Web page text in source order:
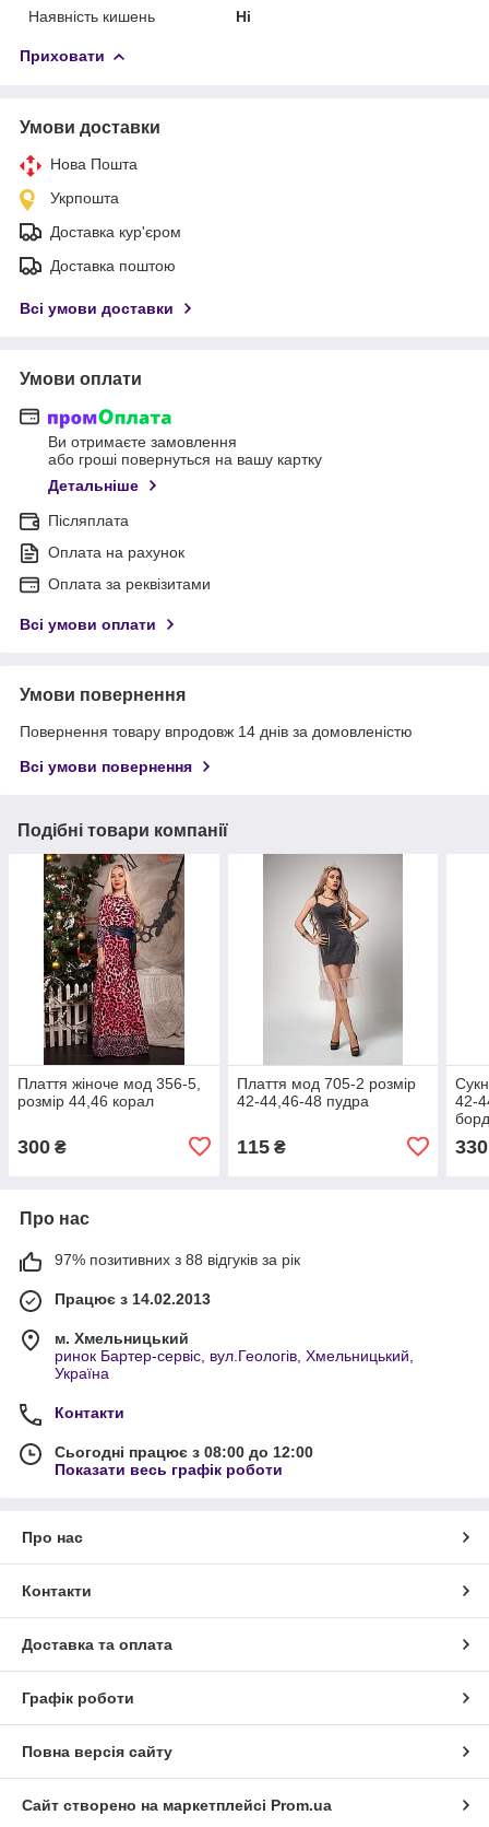
Наявність кишень
Ні
Приховати
Умови доставки
Нова Пошта
Укрпошта
Доставка кур'єром
Доставка поштою
Всі умови доставки
Умови оплати
Ви отримаєте замовлення
або гроші повернуться на вашу картку
Детальніше
Післяплата
Оплата на рахунок
Оплата за реквізитами
Всі умови оплати
Умови повернення
Повернення товару впродовж 14 днів за домовленістю
Всі умови повернення
Подібні товари компанії
Плаття жіноче мод 356-5,
розмір 44,46 корал
300 ₴
Плаття мод 705-2 розмір
42-44,46-48 пудра
115₴
42-
330
Про нас
97% позитивних з 88 відгуків за рік
Працює з 14.02.2013
м. Хмельницький
ринок Бартер-сервіс, вул.Геологів, Хмельницький,
Україна
Контакти
Сьогодні працює з 08:00 до 12:00
Показати весь графік роботи
Про нас
Контакти
Доставка та оплата
Графік роботи
Повна версія сайту
Сайт створено на маркетплейсі Prom.ua